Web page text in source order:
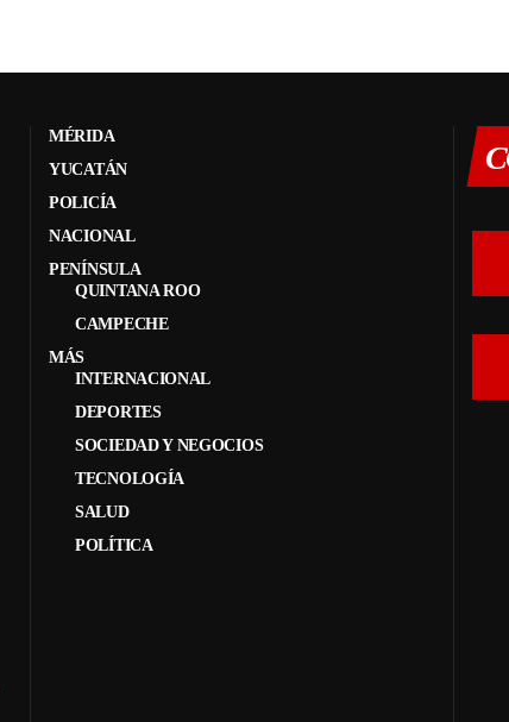
MÉRIDA
YUCATÁN
POLICÍA
NACIONAL
PENÍNSULA
QUINTANA ROO
CAMPECHE
MÁS
INTERNACIONAL
DEPORTES
SOCIEDAD Y NEGOCIOS
TECNOLOGÍA
SALUD
POLÍTICA